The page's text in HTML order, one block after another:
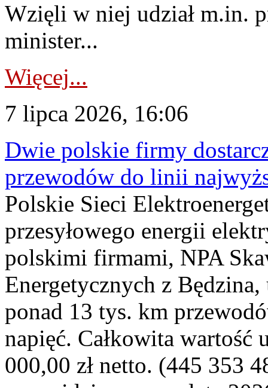
Wzięli w niej udział m.in.
minister...
Więcej...
7 lipca 2026, 16:06
Dwie polskie firmy
przewodów do linii
Polskie Sieci
przesyłowego energii
polskimi firmami, NPA
Energetycznych z
ponad 13 tys. km
napięć. Całkowita
000,00 zł netto. (445 353